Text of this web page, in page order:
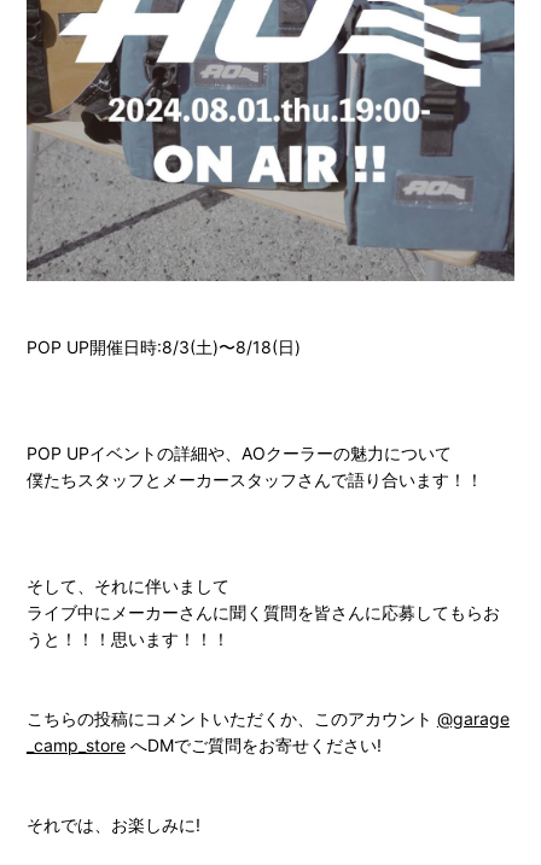
POP UP開催日時:8/3(土)〜8/18(日)
POP UPイベントの詳細や、AOクーラーの魅力について
僕たちスタッフとメーカースタッフさんで語り合います！！
そして、それに伴いまして
ライブ中にメーカーさんに聞く質問を皆さんに応募してもらお
うと！！！思います！！！
こちらの投稿にコメントいただくか、このアカウント @garage
_camp_storeへDMでご質問をお寄せください!
それでは、お楽しみに!